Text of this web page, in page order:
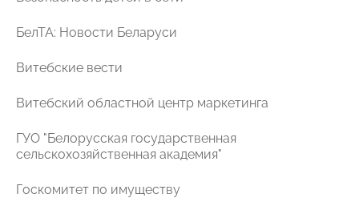
БелТА: Новости Беларуси
Витебские вести
Витебский областной центр маркетинга
ГУО "Белорусская государственная
сельскохозяйственная академия"
Госкомитет по имуществу